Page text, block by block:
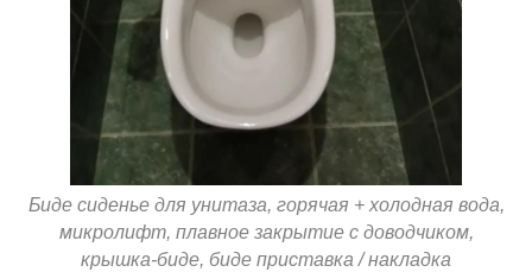
Биде сиденье для унитаза, горячая + холодная вода,
микролифт, плавное закрытие с доводчиком,
крышка-биде, биде приставка / накладка